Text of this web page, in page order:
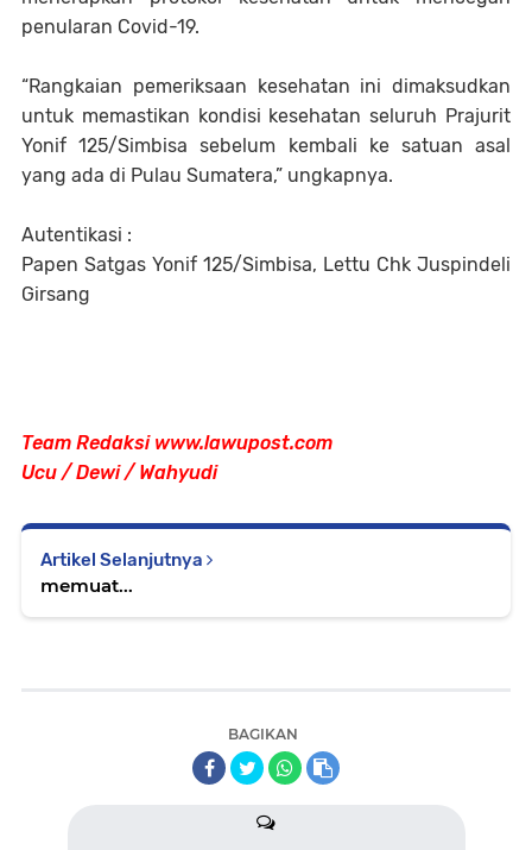
penularan Covid-19.
“Rangkaian pemeriksaan kesehatan ini dimaksudkan
untuk memastikan kondisi kesehatan seluruh Prajurit
Yonif 125/Simbisa sebelum kembali ke satuan asal
yang ada di Pulau Sumatera,” ungkapnya.
Autentikasi :
Papen Satgas Yonif 125/Simbisa, Lettu Chk Juspindeli
Girsang
Team Redaksi www.lawupost.com
Ucu / Dewi / Wahyudi
Artikel Selanjutnya
memuat...
BAGIKAN